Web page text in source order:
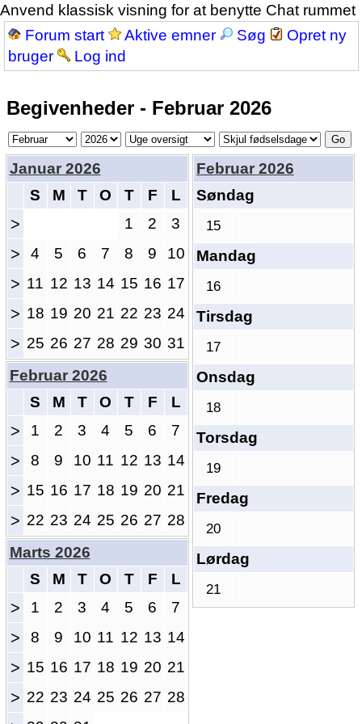
Anvend klassisk visning for at benytte Chat rummet
Forum start
Aktive emner Søg
Opret ny
bruger
Log ind
Begivenheder - Februar 2026
Januar 2026
S
M T O T F L
> 1 2 3
> 4 5 6 7 8 9 10
> 11 12 13 14 15 16 17
> 18 19 20 21 22 23 24
> 25 26 27 28 29 30 31
Februar 2026
Søndag
15
Mandag
16
Tirsdag
17
Onsdag
18
Torsdag
19
Fredag
20
Lørdag
21
Februar 2026
S
M T O T F L
> 1 2 3 4 5 6 7
> 8 9 10 11 12 13 14
> 15 16 17 18 19 20 21
> 22 23 24 25 26 27 28
Marts 2026
S
M T O T F L
> 1 2 3 4 5 6 7
> 8 9 10 11 12 13 14
> 15 16 17 18 19 20 21
> 22 23 24 25 26 27 28